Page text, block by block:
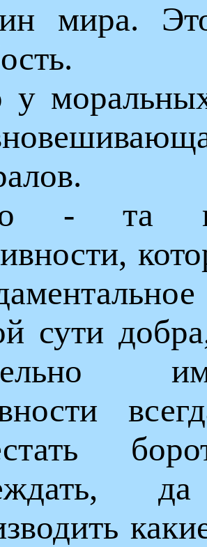
мира.
- та
сути